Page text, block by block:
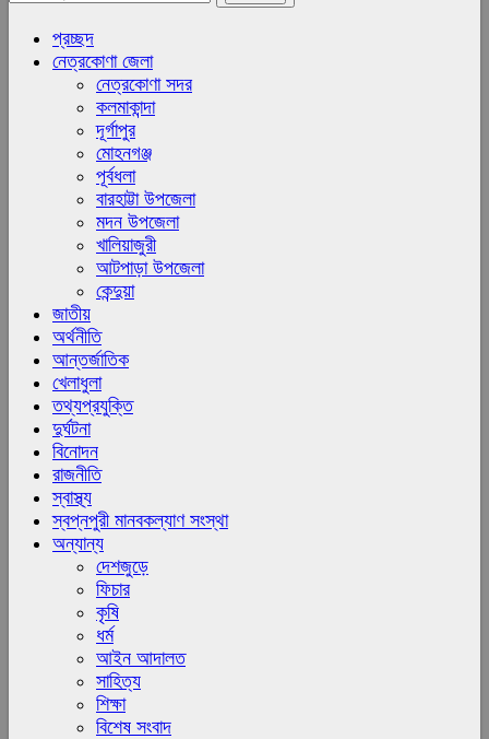
প্রচ্ছদ
নেত্রকোণা জেলা
নেত্রকোণা সদর
কলমাকান্দা
দূর্গাপুর
মোহনগঞ্জ
পূর্বধলা
বারহাট্টা উপজেলা
মদন উপজেলা
খালিয়াজুরী
আটপাড়া উপজেলা
কেন্দুয়া
জাতীয়
অর্থনীতি
আন্তর্জাতিক
খেলাধুলা
তথ্যপ্রযুক্তি
দুর্ঘটনা
বিনোদন
রাজনীতি
স্বাস্থ্য
স্বপ্নপুরী মানবকল্যাণ সংস্থা
অন্যান্য
দেশজুড়ে
ফিচার
কৃষি
ধর্ম
আইন আদালত
সাহিত্য
শিক্ষা
বিশেষ সংবাদ